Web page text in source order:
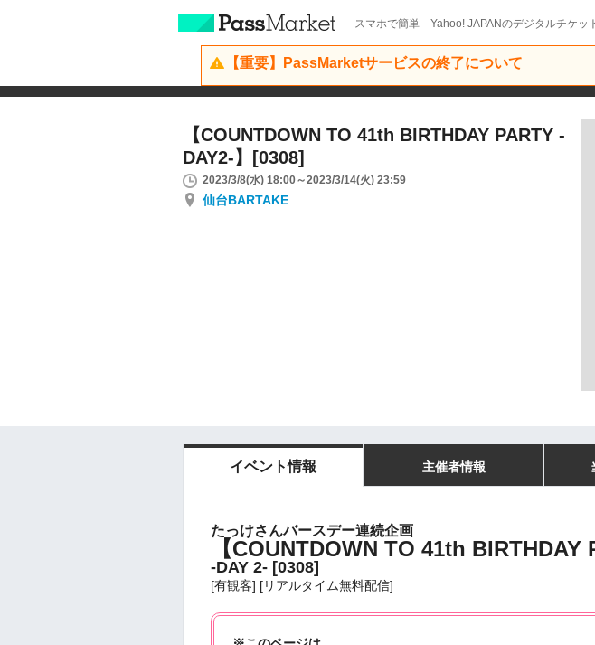
スマホで簡単 Yahoo! JAPANのデジタルチケッ
【重要】PassMarketサービスの終了について
【COUNTDOWN TO 41th BIRTHDAY PARTY -
DAY2-】[0308]
2023/3/8(水) 18:00～2023/3/14(火) 23:59
仙台BARTAKE
イベント情報 主催者情報
たっけさんバースデー連続企画
【COUNTDOWN TO 41th BIRTHDAY
-DAY 2- [0308]
[有観客] [リアルタイム無料配信]